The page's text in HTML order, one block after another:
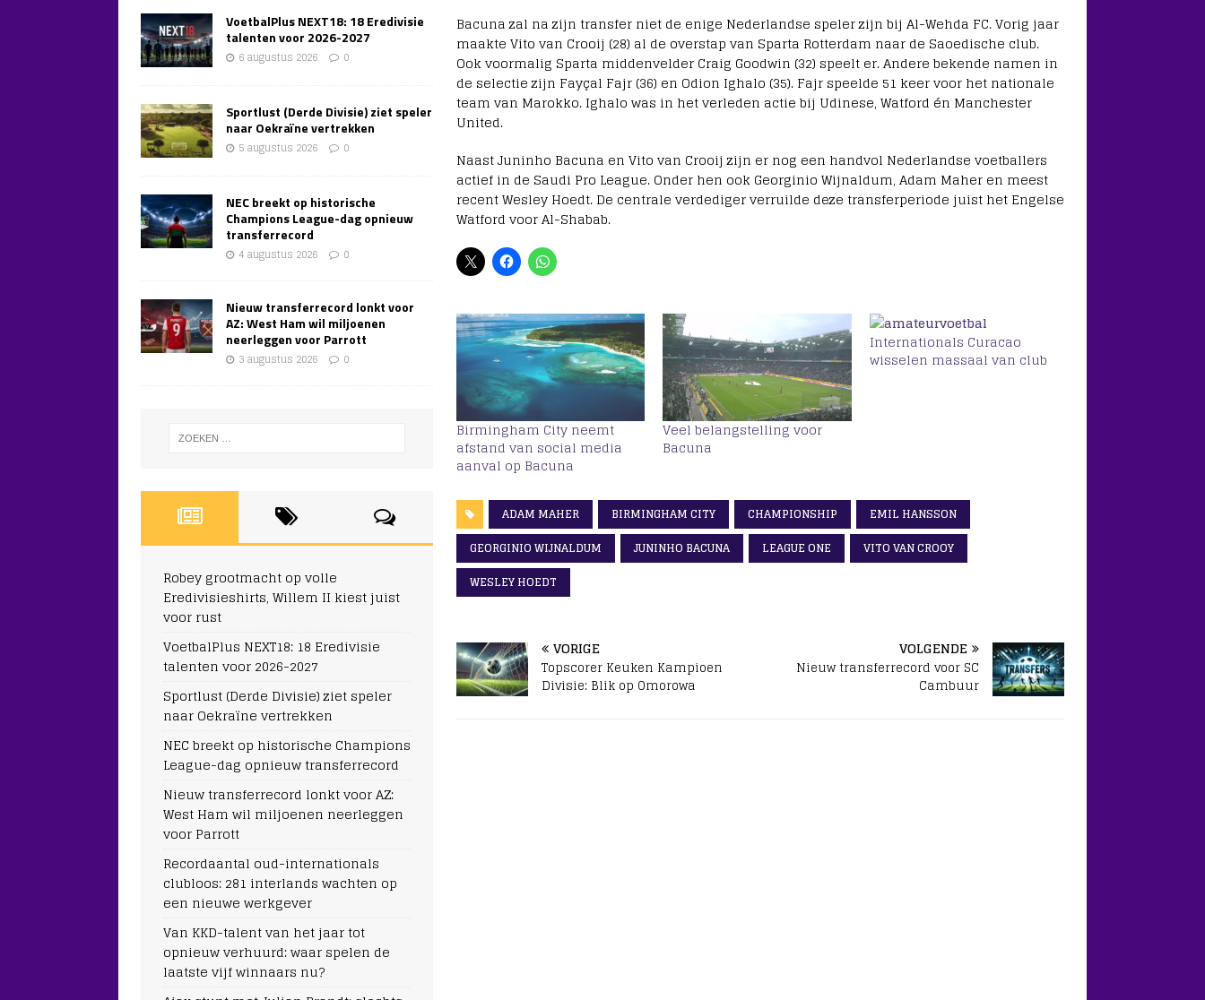
Bacuna zal na zijn transfer niet de enige Nederlandse speler zijn bij Al-Wehda FC. Vorig jaar
maakte Vito van Crooij (28) al de overstap van Sparta Rotterdam naar de Saoedische club.
Ook voormalig Sparta middenvelder Craig Goodwin (32) speelt er. Andere bekende namen in
de selectie zijn Fayçal Fajr (36) en Odion Ighalo (35). Fajr speelde 51 keer voor het nationale
team van Marokko. Ighalo was in het verleden actie bij Udinese, Watford én Manchester
United.
Naast Juninho Bacuna en Vito van Crooij zijn er nog een handvol Nederlandse voetballers
actief in de Saudi Pro League. Onder hen ook Georginio Wijnaldum, Adam Maher en meest
recent Wesley Hoedt. De centrale verdediger verruilde deze transferperiode juist het Engelse
Watford voor Al-Shabab.
Birmingham City neemt
afstand van social media
aanval op Bacuna
Veel belangstelling voor
Bacuna
Internationals Curacao
wisselen massaal van club
ADAM MAHER BIRMINGHAM CITY CHAMPIONSHIP
EMIL HANSSON
GEORGINIO WIJNALDUM
JUNINHO BACUNA LEAGUE ONE
VITO VAN CROOY
WESLEY HOEDT
VORIGE
Topscorer Keuken Kampioen
Divisie: Blik op Omorowa
VOLGENDE
Nieuw transferrecord voor SC
Cambuur
VoetbalPlus NEXT18: 18 Eredivisie
talenten voor 2026-2027
6 augustus 2026 0
Sportlust (Derde Divisie) ziet speler
naar Oekraïne vertrekken
5 augustus 2026 0
NEC breekt op historische
Champions League-dag opnieuw
transferrecord
4 augustus 2026 0
Nieuw transferrecord lonkt voor
AZ: West Ham wil miljoenen
neerleggen voor Parrott
3 augustus 2026 0
Robey grootmacht op volle
Eredivisieshirts, Willem II kiest juist
voor rust
VoetbalPlus NEXT18: 18 Eredivisie
talenten voor 2026-2027
Sportlust (Derde Divisie) ziet speler
naar Oekraïne vertrekken
NEC breekt op historische Champions
League-dag opnieuw transferrecord
Nieuw transferrecord lonkt voor AZ:
West Ham wil miljoenen neerleggen
voor Parrott
Recordaantal oud-internationals
clubloos: 281 interlands wachten op
een nieuwe werkgever
Van KKD-talent van het jaar tot
opnieuw verhuurd: waar spelen de
laatste vijf winnaars nu?